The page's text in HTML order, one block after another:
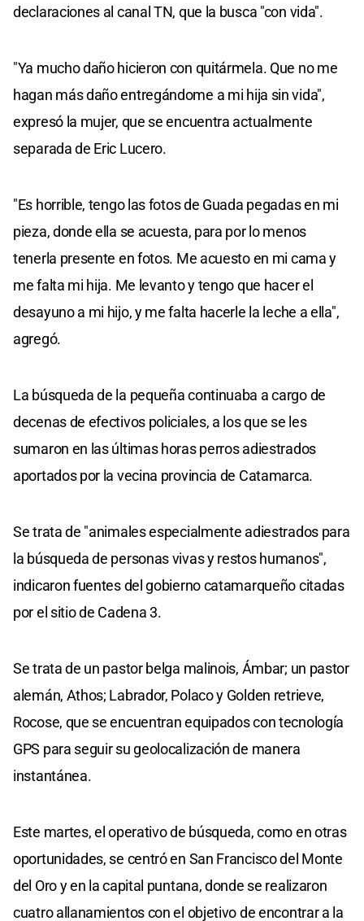
declaraciones al canal TN, que la busca "con vida".
"Ya mucho daño hicieron con quitármela. Que no me
hagan más daño entregándome a mi hija sin vida",
expresó la mujer, que se encuentra actualmente
separada de Eric Lucero.
"Es horrible, tengo las fotos de Guada pegadas en mi
pieza, donde ella se acuesta, para por lo menos
tenerla presente en fotos. Me acuesto en mi cama y
me falta mi hija. Me levanto y tengo que hacer el
desayuno a mi hijo, y me falta hacerle la leche a ella",
agregó.
La búsqueda de la pequeña continuaba a cargo de
decenas de efectivos policiales, a los que se les
sumaron en las últimas horas perros adiestrados
aportados por la vecina provincia de Catamarca.
Se trata de "animales especialmente adiestrados para
la búsqueda de personas vivas y restos humanos",
indicaron fuentes del gobierno catamarqueño citadas
por el sitio de Cadena 3.
Se trata de un pastor belga malinois, Ámbar; un pastor
alemán, Athos; Labrador, Polaco y Golden retrieve,
Rocose, que se encuentran equipados con tecnología
GPS para seguir su geolocalización de manera
instantánea.
Este martes, el operativo de búsqueda, como en otras
oportunidades, se centró en San Francisco del Monte
del Oro y en la capital puntana, donde se realizaron
cuatro allanamientos con el objetivo de encontrar a la